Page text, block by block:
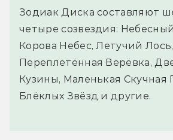
Зодиак Диска составляют
четыре созвездия:
Корова Небес, Летучий Лось,
Переплетённая Верёвка,
Кузины, Маленькая Скучная
Блёклых Звёзд и другие.